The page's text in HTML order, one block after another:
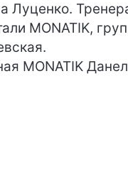
Луценко.
MONATIK,
MONATIK